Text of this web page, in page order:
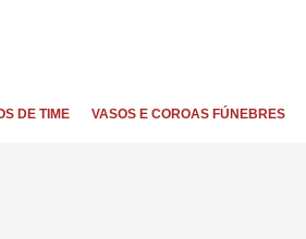
DE TIME VASOS E COROAS FÚNEBRES